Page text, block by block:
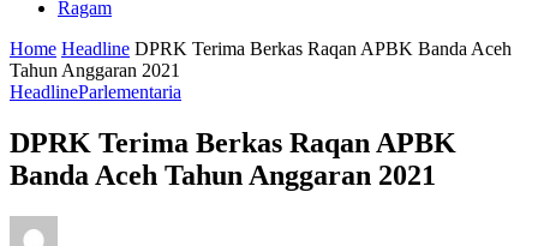
Ragam
Home Headline DPRK Terima Berkas Raqan APBK Banda Aceh
Tahun Anggaran 2021
HeadlineParlementaria
DPRK Terima Berkas Raqan APBK
Banda Aceh Tahun Anggaran 2021